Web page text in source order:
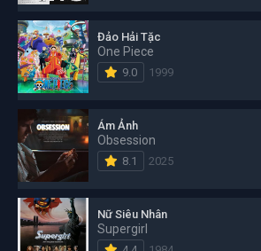
Đảo Hải Tặc
One Piece
9.0 1999
Ám Ảnh
Obsession
8.1 2025
Nữ Siêu Nhân
Supergirl